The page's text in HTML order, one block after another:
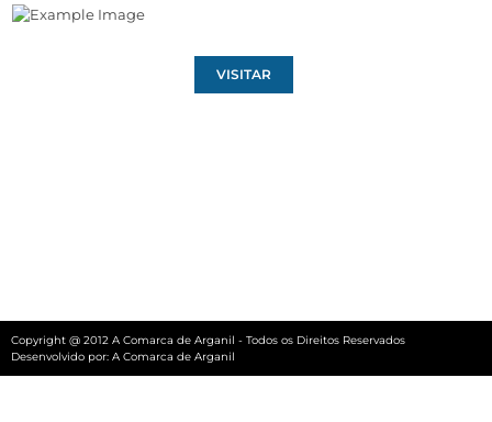
VISITAR
Copyright @ 2012 A Comarca de Arganil - Todos os Direitos Reservados
Desenvolvido por: A Comarca de Arganil